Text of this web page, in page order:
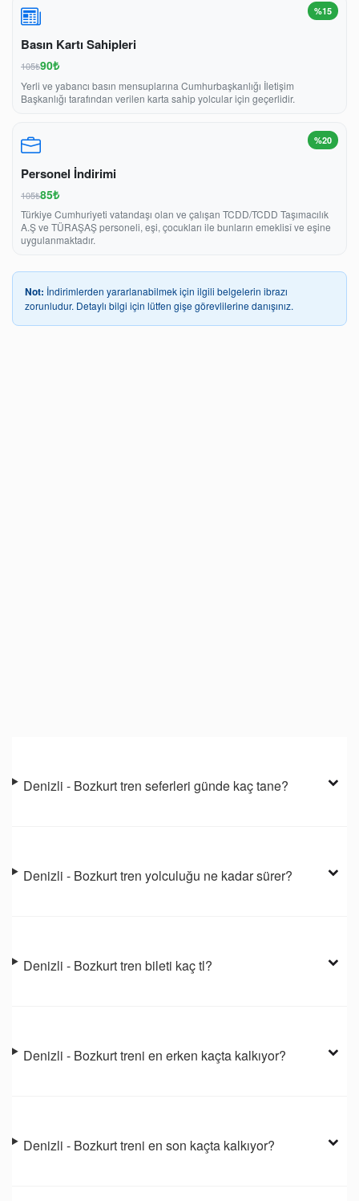
%15
Basın Kartı Sahipleri
105₺90₺
Yerli ve yabancı basın mensuplarına Cumhurbaşkanlığı İletişim
Başkanlığı tarafından verilen karta sahip yolcular için geçerlidir.
%20
Personel İndirimi
105₺85₺
Türkiye Cumhuriyeti vatandaşı olan ve çalışan TCDD/TCDD Taşımacılık
A.Ş ve TÜRAŞAŞ personeli, eşi, çocukları ile bunların emeklisî ve eşine
uygulanmaktadır.
Not: İndirimlerden yararlanabilmek için ilgili belgelerin ibrazı
zorunludur. Detaylı bilgi için lütfen gişe görevlilerine danışınız.
Denizli - Bozkurt tren seferleri günde kaç tane?
Denizli - Bozkurt tren yolculuğu ne kadar sürer?
Denizli - Bozkurt tren bileti kaç tl?
Denizli - Bozkurt treni en erken kaçta kalkıyor?
Denizli - Bozkurt treni en son kaçta kalkıyor?